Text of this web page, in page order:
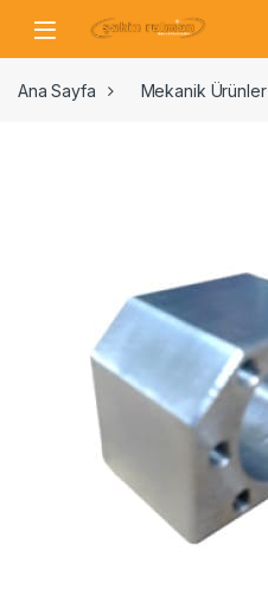
Ana Sayfa Mekanik Ürünler